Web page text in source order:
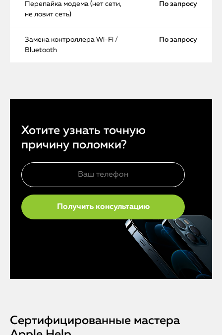
Перепайка модема (нет сети,
не ловит сеть)
По запросу
Замена контроллера Wi-Fi /
Bluetooth
По запросу
Хотите узнать точную
причину поломки?
Сертифицированные мастера